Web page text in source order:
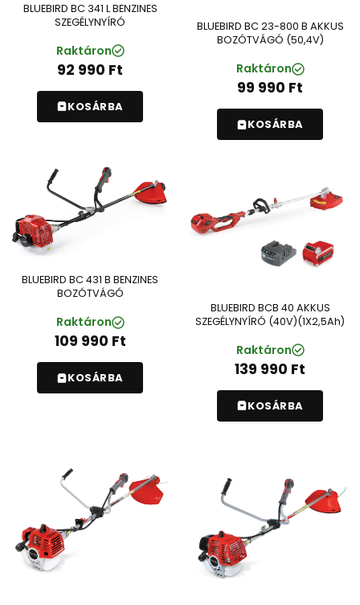
BLUEBIRD BC 341 L BENZINES
SZEGÉLYNYÍRÓ
Raktáron
92 990 Ft
KOSÁRBA
BLUEBIRD BC 23-800 B AKKUS
BOZÓTVÁGÓ (50,4V)
Raktáron
99 990 Ft
KOSÁRBA
BLUEBIRD BC 431 B BENZINES
BOZÓTVÁGÓ
Raktáron
109 990 Ft
KOSÁRBA
BLUEBIRD BCB 40 AKKUS
SZEGÉLYNYÍRÓ (40V)(1X2,5Ah)
Raktáron
139 990 Ft
KOSÁRBA